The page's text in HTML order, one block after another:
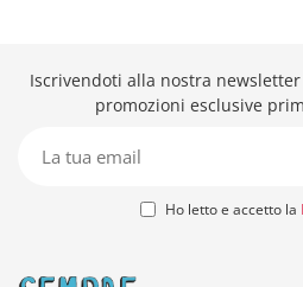
Iscrivendoti alla nostra
promozioni esclusive
Ho letto e accetto la